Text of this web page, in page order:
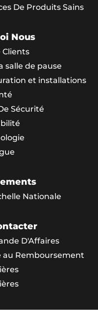
De Produits Sains
Nous
Clients
salle de pause
et installations
Sécurité
Nationale
D'Affaires
au Remboursement